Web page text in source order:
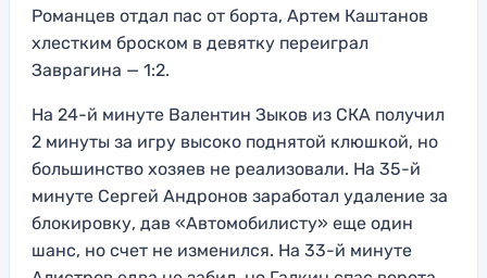
Романцев отдал пас от борта, Артем Каштанов
хлестким броском в девятку переиграл
Заврагина — 1:2.
На 24-й минуте Валентин Зыков из СКА получил
2 минуты за игру высоко поднятой клюшкой, но
большинство хозяев не реализовали. На 35-й
минуте Сергей Андронов заработал удаление за
блокировку, дав «Автомобилисту» еще один
шанс, но счет не изменился. На 33-й минуте